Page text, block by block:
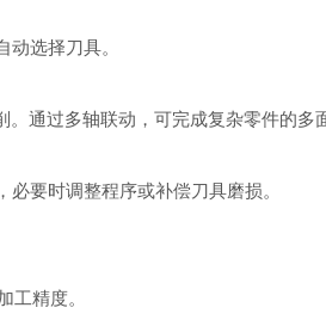
选择刀具。
过多轴联动，可完成复杂零件的多
要时调整程序或补偿刀具磨损。
精度。